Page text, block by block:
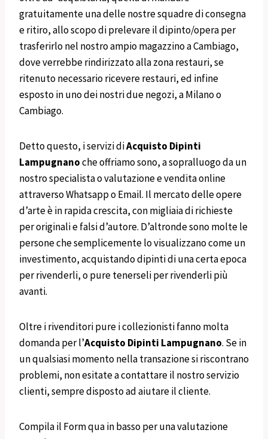
gratuitamente una delle nostre squadre di consegna
e ritiro, allo scopo di prelevare il dipinto/opera per
trasferirlo nel nostro ampio magazzino a Cambiago,
dove verrebbe rindirizzato alla zona restauri, se
ritenuto necessario ricevere restauri, ed infine
esposto in uno dei nostri due negozi, a Milano o
Cambiago.
Detto questo, i servizi diAcquisto Dipinti
Lampugnanoche offriamo sono, a sopralluogo da un
nostro specialista o valutazione e vendita online
attraverso Whatsapp o Email. Il mercato delle opere
d’arte è in rapida crescita, con migliaia di richieste
per originali e falsi d’autore. D’altronde sono molte le
persone che semplicemente lo visualizzano come un
investimento, acquistando dipinti di una certa epoca
per rivenderli, o pure tenerseli per rivenderli più
avanti.
Oltre i rivenditori pure i collezionisti fanno molta
domanda per l’Acquisto Dipinti Lampugnano. Se in
un qualsiasi momento nella transazione si riscontrano
problemi, non esitate a contattare il nostro servizio
clienti, sempre disposto ad aiutare il cliente.
Compila il Form qua in basso per una valutazione